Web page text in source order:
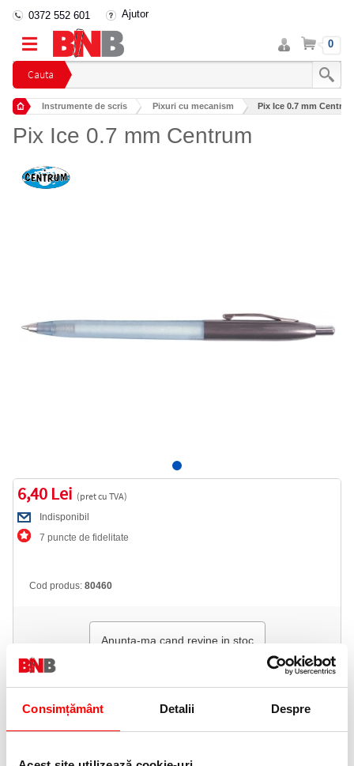
Consimțământ Detalii Despre
Cauta
0372 552 601 Ajutor
Intra
in
cont
Cos 0
Instrumente de scris Pixuri cu mecanism Pix Ice 0.7 mm
Pix Ice 0.7 mm Centrum
6,40 Lei (pret cu TVA)
Indisponibil
7 puncte de fidelitate
Cod produs: 80460
Anunta-ma cand revine in stoc
Telefon:
0372 552 601